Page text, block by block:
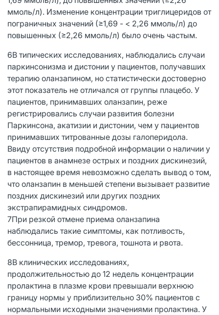
ммоль/л). Изменение концентрации триглицеридов от
пограничных значений (≥1,69 - < 2,26 ммоль/л) до
повышенных (≥2,26 ммоль/л) было очень частым.
6В типических исследованиях, наблюдались случаи
паркинсонизма и дистонии у пациентов, получавших
терапию оланзапином, но статистически достоверно
этот показатель не отличался от группы плацебо. У
пациентов, принимавших оланзапин, реже
регистрировались случаи развития болезни
Паркинсона, акатизии и дистонии, чем у пациентов
принимавших титрованные дозы галоперидола.
Ввиду отсутствия подробной информации о наличии у
пациентов в анамнезе острых и поздних дискинезий,
в настоящее время невозможно сделать вывод о том,
что оланзапин в меньшей степени вызывает развитие
поздних дискинезий или других поздних
экстрапирамидных синдромов.
7При резкой отмене приема оланзапина
наблюдались такие симптомы, как потливость,
бессонница, тремор, тревога, тошнота и рвота.
8В клинических исследованиях,
продолжительностью до 12 недель концентрации
пролактина в плазме крови превышали верхнюю
границу нормы у приблизительно 30% пациентов с
нормальными исходными значениями пролактина. У